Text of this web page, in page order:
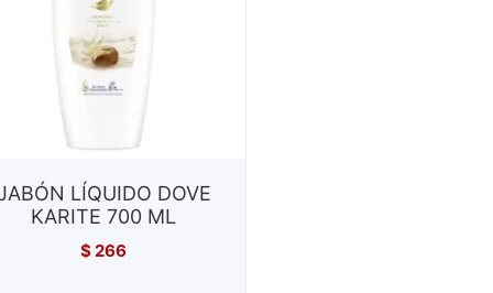
LÍQUIDO DOVE
KARITE 700 ML
$266